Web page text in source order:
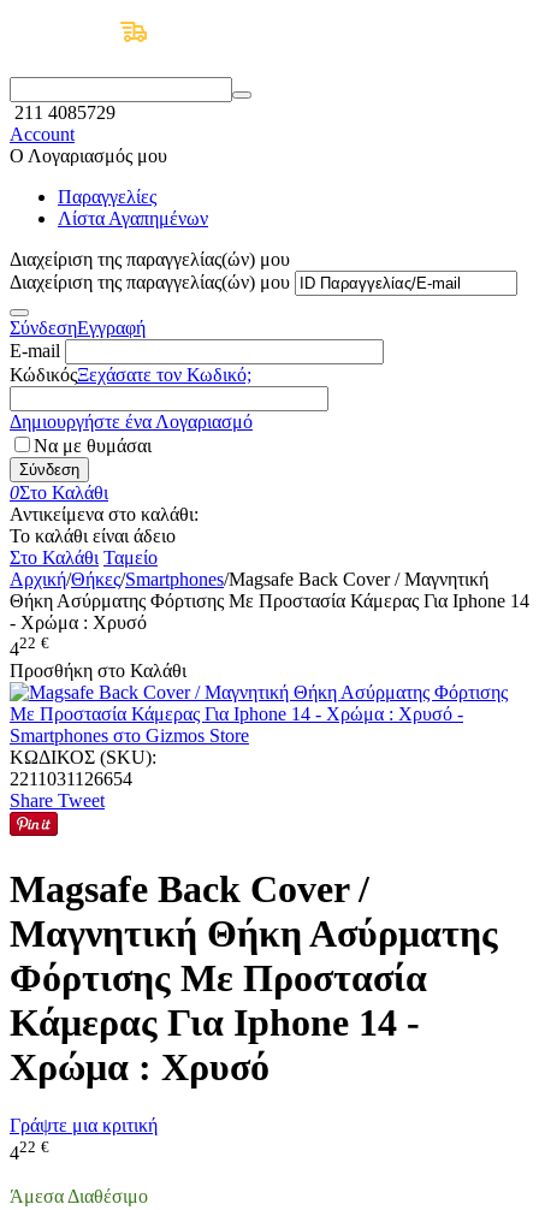
211 4085729
Account
Ο Λογαριασμός μου
Παραγγελίες
Λίστα Αγαπημένων
Διαχείριση της παραγγελίας(ών) μου
Διαχείριση της παραγγελίας(ών) μου
ΣύνδεσηΕγγραφή
E-mail
ΚώδικόςΞεχάσατε τον Κωδικό;
Δημιουργήστε ένα Λογαριασμό
Να με θυμάσαι
Σύνδεση
0Στο Καλάθι
Αντικείμενα στο καλάθι:
Το καλάθι είναι άδειο
Στο Καλάθι Ταμείο
Αρχική/Θήκες/Smartphones/Magsafe Back Cover / Μαγνητική
Θήκη Ασύρματης Φόρτισης Με Προστασία Κάμερας Για Iphone 14
- Χρώμα : Χρυσό
422 €
Προσθήκη στο Καλάθι
ΚΩΔΙΚΟΣ (SKU):
2211031126654
Share Tweet
Magsafe Back Cover /
Μαγνητική Θήκη Ασύρματης
Φόρτισης Με Προστασία
Κάμερας Για Iphone 14 -
Χρώμα : Χρυσό
Γράψτε μια κριτική
422 €
Άμεσα Διαθέσιμο